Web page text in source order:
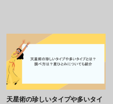
天星術の珍しいタイプや多いタイ